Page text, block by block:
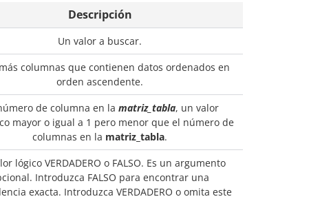
Descripción
Un valor a buscar.
columnas que contienen datos ordenados en
orden ascendente.
de columna en la matriz_tabla, un valor
mayor o igual a 1 pero menor que el número de
columnas en la matriz_tabla.
lógico VERDADERO o FALSO. Es un argumento
Introduzca FALSO para encontrar una
exacta. Introduzca VERDADERO o omita este